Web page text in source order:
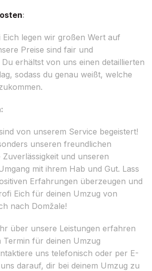
:
Eich legen wir großen Wert auf
Preise sind fair und
erhältst von uns einen detaillierten
sodass du genau weißt, welche
von unserem Service begeistert!
unseren freundlichen
und unseren
mit ihrem Hab und Gut. Lass
Erfahrungen überzeugen und
Eich für deinen Umzug von
nach Domžale!
über unsere Leistungen erfahren
Termin für deinen Umzug
uns telefonisch oder per E-
darauf, dir bei deinem Umzug zu